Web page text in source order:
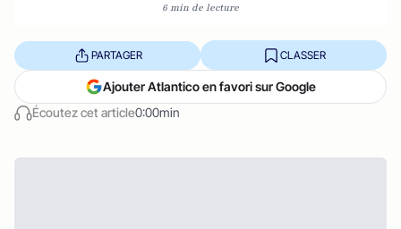
6 min de lecture
Écoutez cet article0:00min
PARTAGER CLASSER
Ajouter Atlantico en favori sur Google